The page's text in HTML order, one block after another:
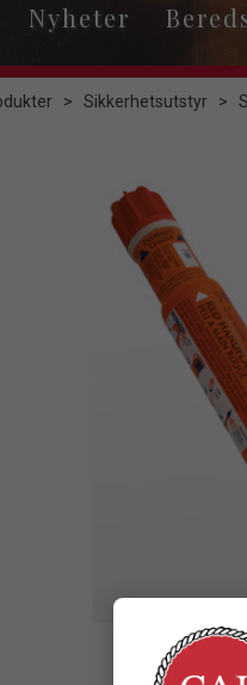
Nyheter
> Sikkerhetsutstyr >